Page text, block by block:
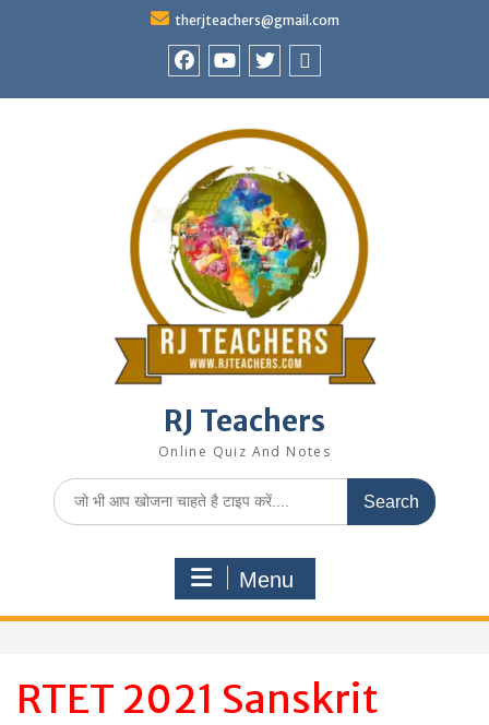
therjteachers@gmail.com
RJ Teachers
Online Quiz And Notes
Search
for:
Menu
RTET 2021 Sanskrit